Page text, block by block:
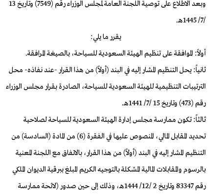
وبعد الاطلاع على توصية اللجنة العامة لمجلس الوزراء رقم (7549) وتاريخ 13
/7/ 1445هـ.
يقرر ما يلي:
أولاً: الموافقة على تنظيم الهيئة السعودية للسياحة، بالصيغة المرافقة.
ثانياً: يحل التنظيم المشار إليه في البند (أولاً) من هذا القرار -عند نفاذه- محل
الترتيبات التنظيمية للهيئة السعودية للسياحة، الصادرة بقرار مجلس الوزراء
رقم (473) وتاريخ 15 /7/ 1441هـ.
ثالثاً: تكون ممارسة مجلس إدارة الهيئة السعودية للسياحة لصلاحية
تحديد المقابل المالي، المنصوص عليها في الفقرة (6) من المادة (السادسة) من
التنظيم المشار إليه في البند (أولاً) من هذا القرار، بالاتفاق مع اللجنة المعنية
بالرسوم والمقابلات المالية المشكلة بالتوجيه الكريم المبلغ ببرقية الديوان الملكي
رقم 83347 وتاريخ 2 /12/ 1444هـ، وذلك إلى حين صدور (لائحة ممارسة